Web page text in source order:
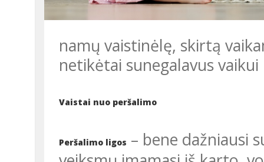
namų vaistinėlę, skirtą
netikėtai sunegalavus
Vaistai nuo peršalimo
Peršalimo ligos – bene dažniausi